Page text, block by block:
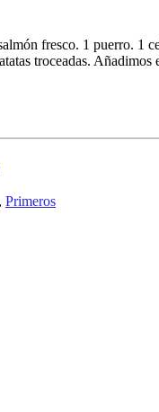
fresco. 1 puerro. 1
troceadas.
, Primeros